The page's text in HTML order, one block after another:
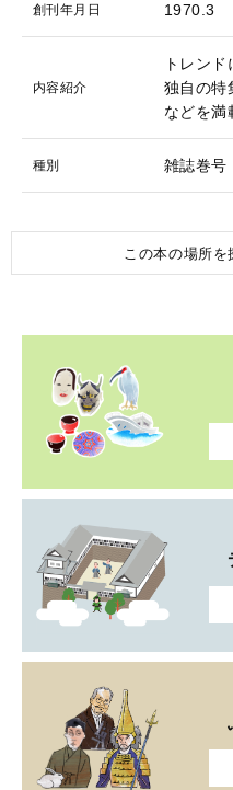
創刊年月日 1970.3
内容紹介
トレン
独自の特
などを満
種別 雑誌巻号
この本の場所を